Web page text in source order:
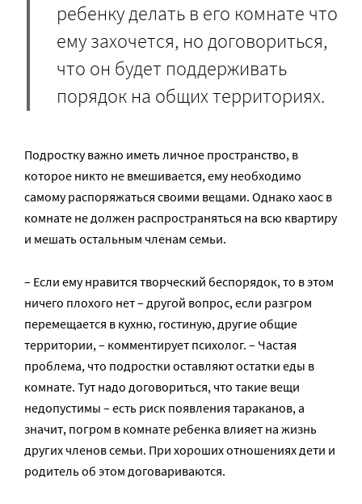
ребенку делать в его комнате что
ему захочется, но договориться,
что он будет поддерживать
порядок на общих территориях.
Подростку важно иметь личное пространство, в
которое никто не вмешивается, ему необходимо
самому распоряжаться своими вещами. Однако хаос в
комнате не должен распространяться на всю квартиру
и мешать остальным членам семьи.
– Если ему нравится творческий беспорядок, то в этом
ничего плохого нет – другой вопрос, если разгром
перемещается в кухню, гостиную, другие общие
территории, – комментирует психолог. – Частая
проблема, что подростки оставляют остатки еды в
комнате. Тут надо договориться, что такие вещи
недопустимы – есть риск появления тараканов, а
значит, погром в комнате ребенка влияет на жизнь
других членов семьи. При хороших отношениях дети и
родитель об этом договариваются.